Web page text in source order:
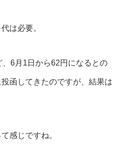
は必要。
6月1日から62円になるとの
函してきたのですが、結果は
感じですね。